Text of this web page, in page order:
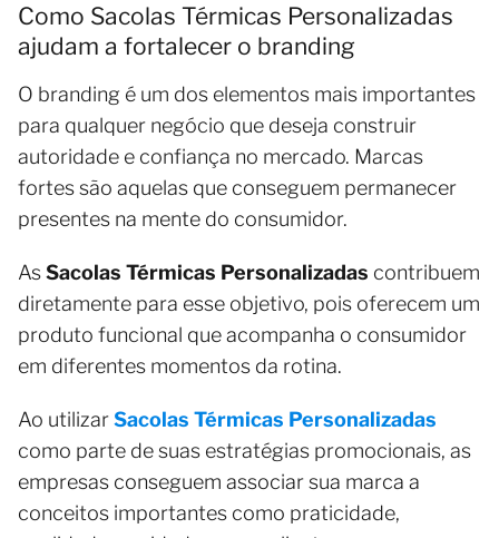
Como Sacolas Térmicas Personalizadas
ajudam a fortalecer o branding
O branding é um dos elementos mais importantes
para qualquer negócio que deseja construir
autoridade e confiança no mercado. Marcas
fortes são aquelas que conseguem permanecer
presentes na mente do consumidor.
AsSacolas Térmicas Personalizadas contribuem
diretamente para esse objetivo, pois oferecem um
produto funcional que acompanha o consumidor
em diferentes momentos da rotina.
Ao utilizarSacolas Térmicas Personalizadas
como parte de suas estratégias promocionais, as
empresas conseguem associar sua marca a
conceitos importantes como praticidade,